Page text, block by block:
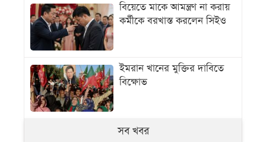
বিয়েতে মাকে আমন্ত্রণ না করায়
কর্মীকে বরখাস্ত করলেন সিইও
ইমরান খানের মুক্তির দাবিতে
বিক্ষোভ
সব খবর